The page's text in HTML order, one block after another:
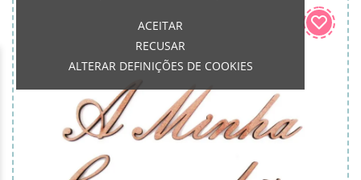
ACEITAR
RECUSAR
ALTERAR DEFINIÇÕES DE COOKIES